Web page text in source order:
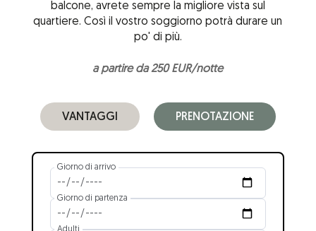
balcone, avrete sempre la migliore vista sul
quartiere. Così il vostro soggiorno potrà durare un
po' di più.
a partire da 250 EUR/notte
VANTAGGI PRENOTAZIONE
Giorno di arrivo
Giorno di partenza